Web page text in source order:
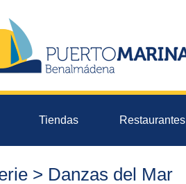
Tiendas Restaurantes
> Danzas del Mar